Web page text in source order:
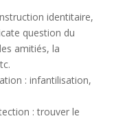
identitaire,
question du
amitiés, la
: infantilisation,
: trouver le